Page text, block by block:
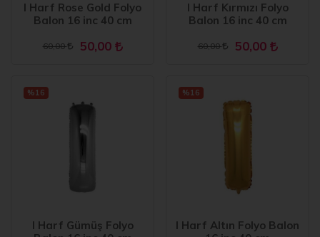
I Harf Rose Gold Folyo
Balon 16 inc 40 cm
60,00 50,00
I Harf Kırmızı Folyo
Balon 16 inc 40 cm
60,00 50,00
I Harf Gümüş Folyo
%16
I Harf Altın Folyo Balon
%16